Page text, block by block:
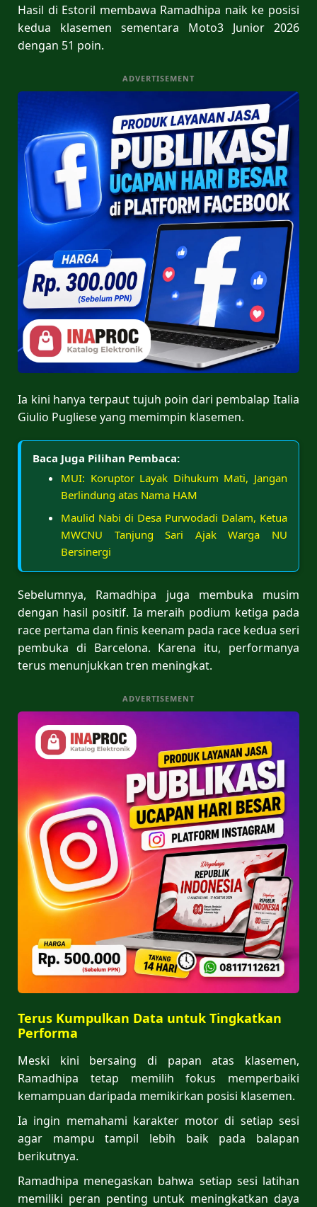
Hasil di Estoril membawa Ramadhipa naik ke posisi
kedua klasemen sementara Moto3 Junior 2026
dengan 51 poin.
ADVERTISEMENT
Ia kini hanya terpaut tujuh poin dari pembalap Italia
Giulio Pugliese yang memimpin klasemen.
Baca Juga Pilihan Pembaca:
MUI: Koruptor Layak Dihukum Mati, Jangan
Berlindung atas Nama HAM
Maulid Nabi di Desa Purwodadi Dalam, Ketua
MWCNU Tanjung Sari Ajak Warga NU
Bersinergi
Sebelumnya, Ramadhipa juga membuka musim
dengan hasil positif. Ia meraih podium ketiga pada
race pertama dan finis keenam pada race kedua seri
pembuka di Barcelona. Karena itu, performanya
terus menunjukkan tren meningkat.
ADVERTISEMENT
Terus Kumpulkan Data untuk Tingkatkan
Performa
Meski kini bersaing di papan atas klasemen,
Ramadhipa tetap memilih fokus memperbaiki
kemampuan daripada memikirkan posisi klasemen.
Ia ingin memahami karakter motor di setiap sesi
agar mampu tampil lebih baik pada balapan
berikutnya.
Ramadhipa menegaskan bahwa setiap sesi latihan
memiliki peran penting untuk meningkatkan daya